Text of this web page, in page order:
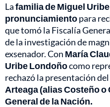
Lafamilia de Miguel
pronunciamientopara
que tomó la Fiscalía
de la investigación de
exsenador. Con María
Uribe Londoñocomo
rechazó la presentación del
Arteaga (alias Costeño o
General de la Nación.